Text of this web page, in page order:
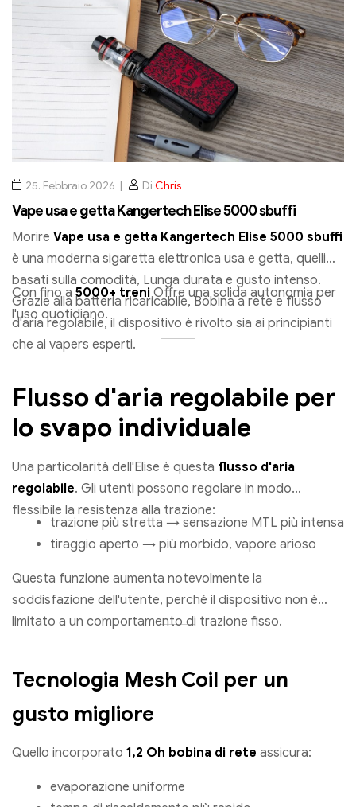
25. Febbraio 2026 Di Chris
Vape usa e getta Kangertech Elise 5000 sbuffi
Morire Vape usa e getta Kangertech Elise 5000 sbuffi
è una moderna sigaretta elettronica usa e getta, quelli
basati sulla comodità, Lunga durata e gusto intenso.
Grazie alla batteria ricaricabile, Bobina a rete e flusso
d'aria regolabile, il dispositivo è rivolto sia ai principianti
che ai vapers esperti.
Con fino a 5000+ treniOffre una solida autonomia per
l'uso quotidiano.
Flusso d'aria regolabile per
lo svapo individuale
Una particolarità dell'Elise è questa flusso d'aria
regolabile. Gli utenti possono regolare in modo
flessibile la resistenza alla trazione:
trazione più stretta → sensazione MTL più intensa
tiraggio aperto → più morbido, vapore arioso
Questa funzione aumenta notevolmente la
soddisfazione dell'utente, perché il dispositivo non è
limitato a un comportamento di trazione fisso.
Tecnologia Mesh Coil per un
gusto migliore
Quello incorporato 1,2 Oh bobina di rete assicura:
evaporazione uniforme